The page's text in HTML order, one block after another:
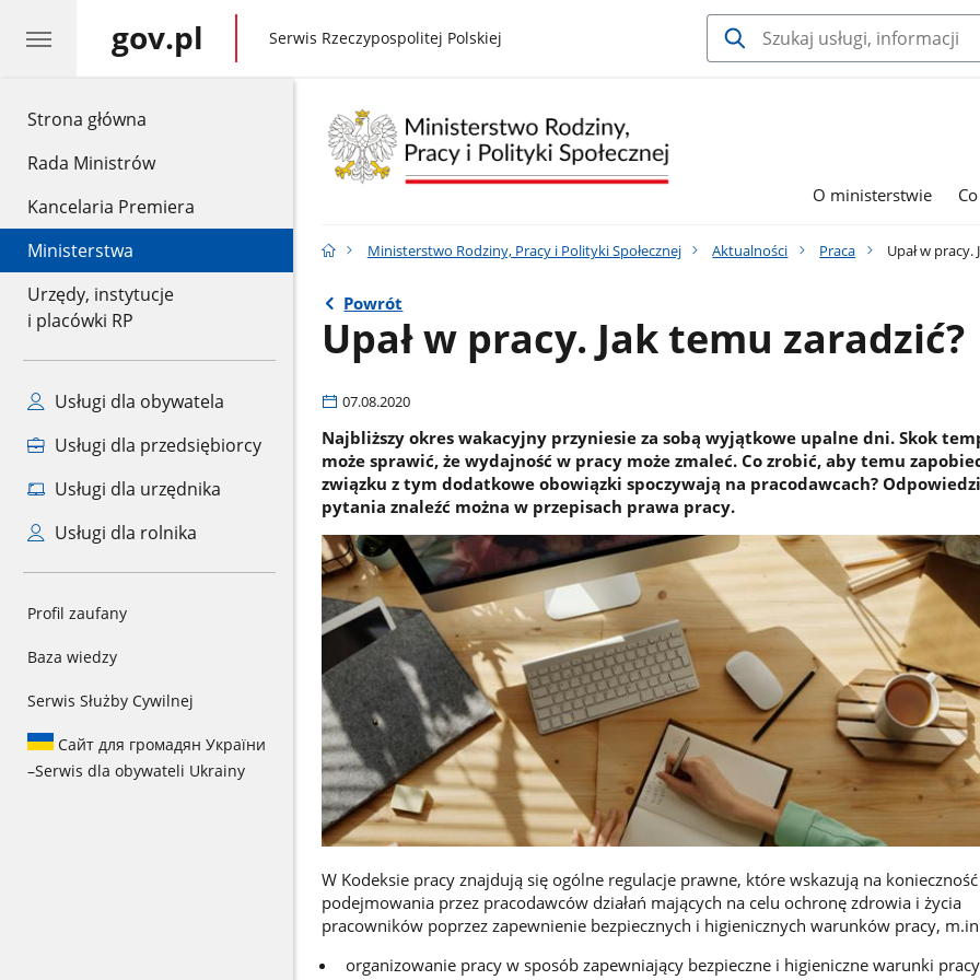
Strona główna
Rada Ministrów
Kancelaria Premiera
Ministerstwa
Urzędy, instytucje
i placówki RP
Usługi dla obywatela
Usługi dla przedsiębiorcy
Usługi dla urzędnika
Usługi dla rolnika
Profil zaufany
Baza wiedzy
Serwis Służby Cywilnej
Сайт для громадян України
–Serwis dla obywateli Ukrainy
gov.pl gov.pl
Serwis Rzeczypospolitej Polskiej
O ministerstwie
Ministerstwo Rodziny, Pracy i Polityki Społecznej Aktualności Praca Upał w
Powrót
Upał w pracy. Jak temu zaradzić?
07.08.2020
Najbliższy okres wakacyjny przyniesie za sobą wyjątkowe upalne dni. Skok
może sprawić, że wydajność w pracy może zmaleć. Co zrobić, aby temu
związku z tym dodatkowe obowiązki spoczywają na pracodawcach?
pytania znaleźć można w przepisach prawa pracy.
W Kodeksie pracy znajdują się ogólne regulacje prawne, które wskazują na konieczność
podejmowania przez pracodawców działań mających na celu ochronę zdrowia i życia
pracowników poprzez zapewnienie bezpiecznych i higienicznych warunków pracy,
organizowanie pracy w sposób zapewniający bezpieczne i higieniczne warunki